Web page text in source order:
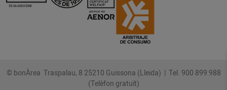
© bonÀrea Traspalau, 8 25210 Guissona (Lleida) | Tel. 900 899 988
(Telèfon gratuït)